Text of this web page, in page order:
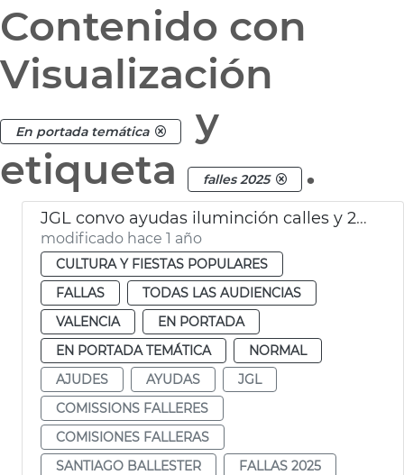
Contenido con
Visualización
En portada temática
y
etiqueta
falles 2025 .
JGL convo ayudas iluminción calles y 25 aniversario fallas
modificado hace 1 año
CULTURA Y FIESTAS POPULARES
FALLAS
TODAS LAS AUDIENCIAS
VALENCIA
EN PORTADA
EN PORTADA TEMÁTICA
NORMAL
AJUDES
AYUDAS
JGL
COMISSIONS FALLERES
COMISIONES FALLERAS
SANTIAGO BALLESTER
FALLAS 2025